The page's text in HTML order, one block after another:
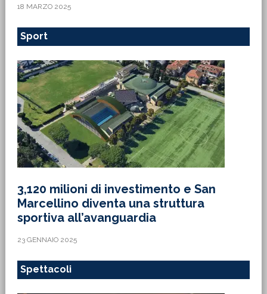
18 MARZO 2025
Sport
3,120 milioni di investimento e San
Marcellino diventa una struttura
sportiva all’avanguardia
23 GENNAIO 2025
Spettacoli